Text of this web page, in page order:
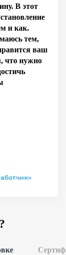
В этот
и как.
тем,
ваш
что нужно